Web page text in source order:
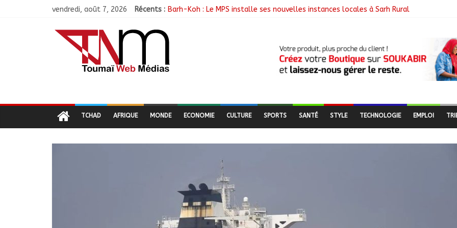
vendredi, août 7, 2026 Récents : Barh-Koh : Le MPS installe ses nouvelles instances locales à Sarh Rural
Moyen-Chari : Les nouveaux bacheliers orientés vers leur avenir
Oum-Hadjer : L’ADESC offre des semences certifiées aux producteurs de cinq villages
TCHAD AFRIQUE MONDE ECONOMIE CULTURE SPORTS SANTÉ STYLE TECHNOLOGIE EMPLOI